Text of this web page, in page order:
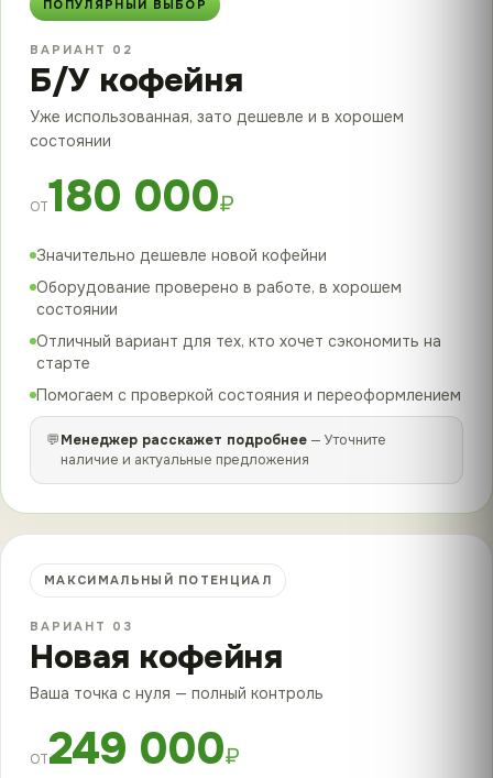
ПОПУЛЯРНЫЙ ВЫБОР
ВАРИАНТ 02
Б/У кофейня
Уже использованная, зато дешевле и в хорошем
состоянии
ОТ180 000₽
Значительно дешевле новой кофейни
Оборудование проверено в работе, в хорошем
состоянии
Отличный вариант для тех, кто хочет сэкономить на
старте
Помогаем с проверкой состояния и переоформлением
💬Менеджер расскажет подробнее — Уточните
наличие и актуальные предложения
МАКСИМАЛЬНЫЙ ПОТЕНЦИАЛ
ВАРИАНТ 03
Новая кофейня
Ваша точка с нуля — полный контроль
ОТ249 000₽